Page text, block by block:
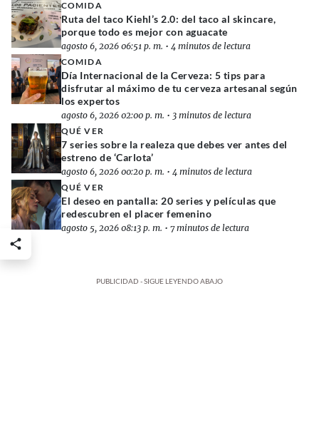
COMIDA
Ruta del taco Kiehl’s 2.0: del taco al skincare,
porque todo es mejor con aguacate
agosto 6, 2026 06:51 p. m. • 4 minutos de lectura
COMIDA
Día Internacional de la Cerveza: 5 tips para
disfrutar al máximo de tu cerveza artesanal según
los expertos
agosto 6, 2026 02:00 p. m. • 3 minutos de lectura
QUÉ VER
7 series sobre la realeza que debes ver antes del
estreno de ‘Carlota’
agosto 6, 2026 00:20 p. m. • 4 minutos de lectura
QUÉ VER
El deseo en pantalla: 20 series y películas que
redescubren el placer femenino
agosto 5, 2026 08:13 p. m. • 7 minutos de lectura
PUBLICIDAD - SIGUE LEYENDO ABAJO